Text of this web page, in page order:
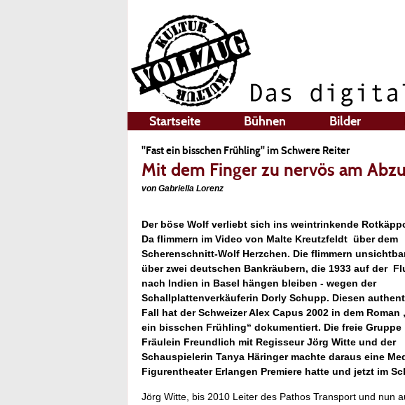
Startseite Bühnen Bilder
"Fast ein bisschen Frühling" im Schwere Reiter
Mit dem Finger zu nervös am
von Gabriella Lorenz
Der böse Wolf verliebt sich ins weintrinkende
Da flimmern im Video von Malte Kreutzfeldt über dem
Scherenschnitt-Wolf Herzchen. Die flimmern
über zwei deutschen Bankräubern, die 1933 auf der
nach Indien in Basel hängen bleiben - wegen der
Schallplattenverkäuferin Dorly Schupp. Diesen
Fall hat der Schweizer Alex Capus 2002 in dem Roman
ein bisschen Frühling“ dokumentiert. Die freie Gruppe
Fräulein Freundlich mit Regisseur Jörg Witte und der
Schauspielerin Tanya Häringer machte daraus eine
Figurentheater Erlangen Premiere hatte und jetzt im
Jörg Witte, bis 2010 Leiter des Pathos Transport und nun